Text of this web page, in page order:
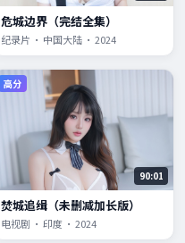
危城边界（完结全集）
纪录片 · 中国大陆 · 2024
高分
90:01
焚城追缉（未删减加长版）
电视剧 · 印度 · 2024